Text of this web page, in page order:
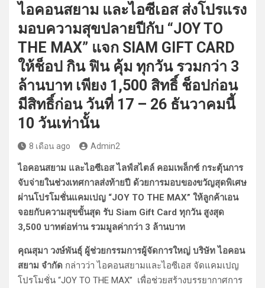
ไอคอนสยาม และไอซีเอส ส่งโปรแรง
มอบความสุขปลายปีกับ “JOY TO
THE MAX” แจก SIAM GIFT CARD
ให้ช็อป กิน ฟิน คุ้ม ทุกวัน รวมกว่า 3
ล้านบาท เพียง 1,500 สิทธิ์ ช็อปก่อน
มีสิทธิ์ก่อน วันที่ 17 – 26 ธันวาคมนี้
10 วันเท่านั้น
8 เดือน ago Admin2
ไอคอนสยาม และไอซีเอส ไลฟ์สไตล์ คอมเพล็กซ์ กระตุ้นการ
จับจ่ายในช่วงเทศกาลส่งท้ายปี ด้วยการมอบของขวัญสุดพิเศษ
ผ่านโปรโมชั่นแคมเปญ “JOY TO THE MAX” ให้ลูกค้าเอน
จอยกับความสุขขั้นสุด รับ Siam Gift Card ทุกวัน สูงสุด
3,500 บาทต่อท่าน รวมมูลค่ากว่า 3 ล้านบาท
คุณสุมา วงษ์พันธุ์ ผู้ช่วยกรรมการผู้จัดการใหญ่ บริษัท ไอคอน
สยาม จำกัด กล่าวว่า ไอคอนสยามและไอซีเอส จัดแคมเปญ
โปรโมชั่น “JOY TO THE MAX” เพื่อช่วยสร้างบรรยากาศการ